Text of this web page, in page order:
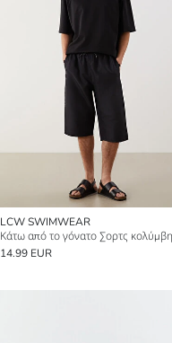
LCW SWIMWEAR
14.99 EUR